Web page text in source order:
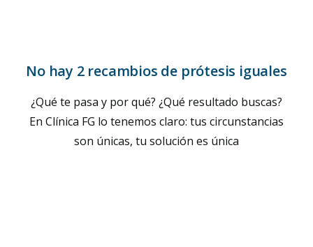
No hay 2 recambios de prótesis iguales
¿Qué te pasa y por qué? ¿Qué resultado buscas?
En Clínica FG lo tenemos claro: tus circunstancias
son únicas, tu solución es única